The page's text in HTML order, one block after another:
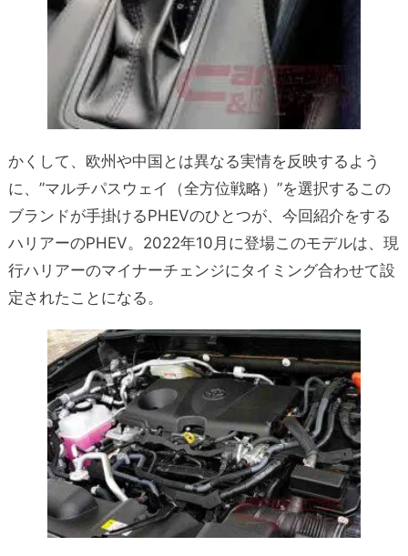
かくして、欧州や中国とは異なる実情を反映するよう
に、”マルチパスウェイ（全方位戦略）”を選択するこの
ブランドが手掛けるPHEVのひとつが、今回紹介をする
ハリアーのPHEV。2022年10月に登場このモデルは、現
行ハリアーのマイナーチェンジにタイミング合わせて設
定されたことになる。